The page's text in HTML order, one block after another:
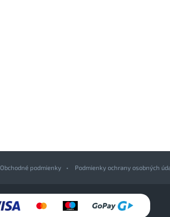
Obchodné podmienky Podmienky ochrany osobných